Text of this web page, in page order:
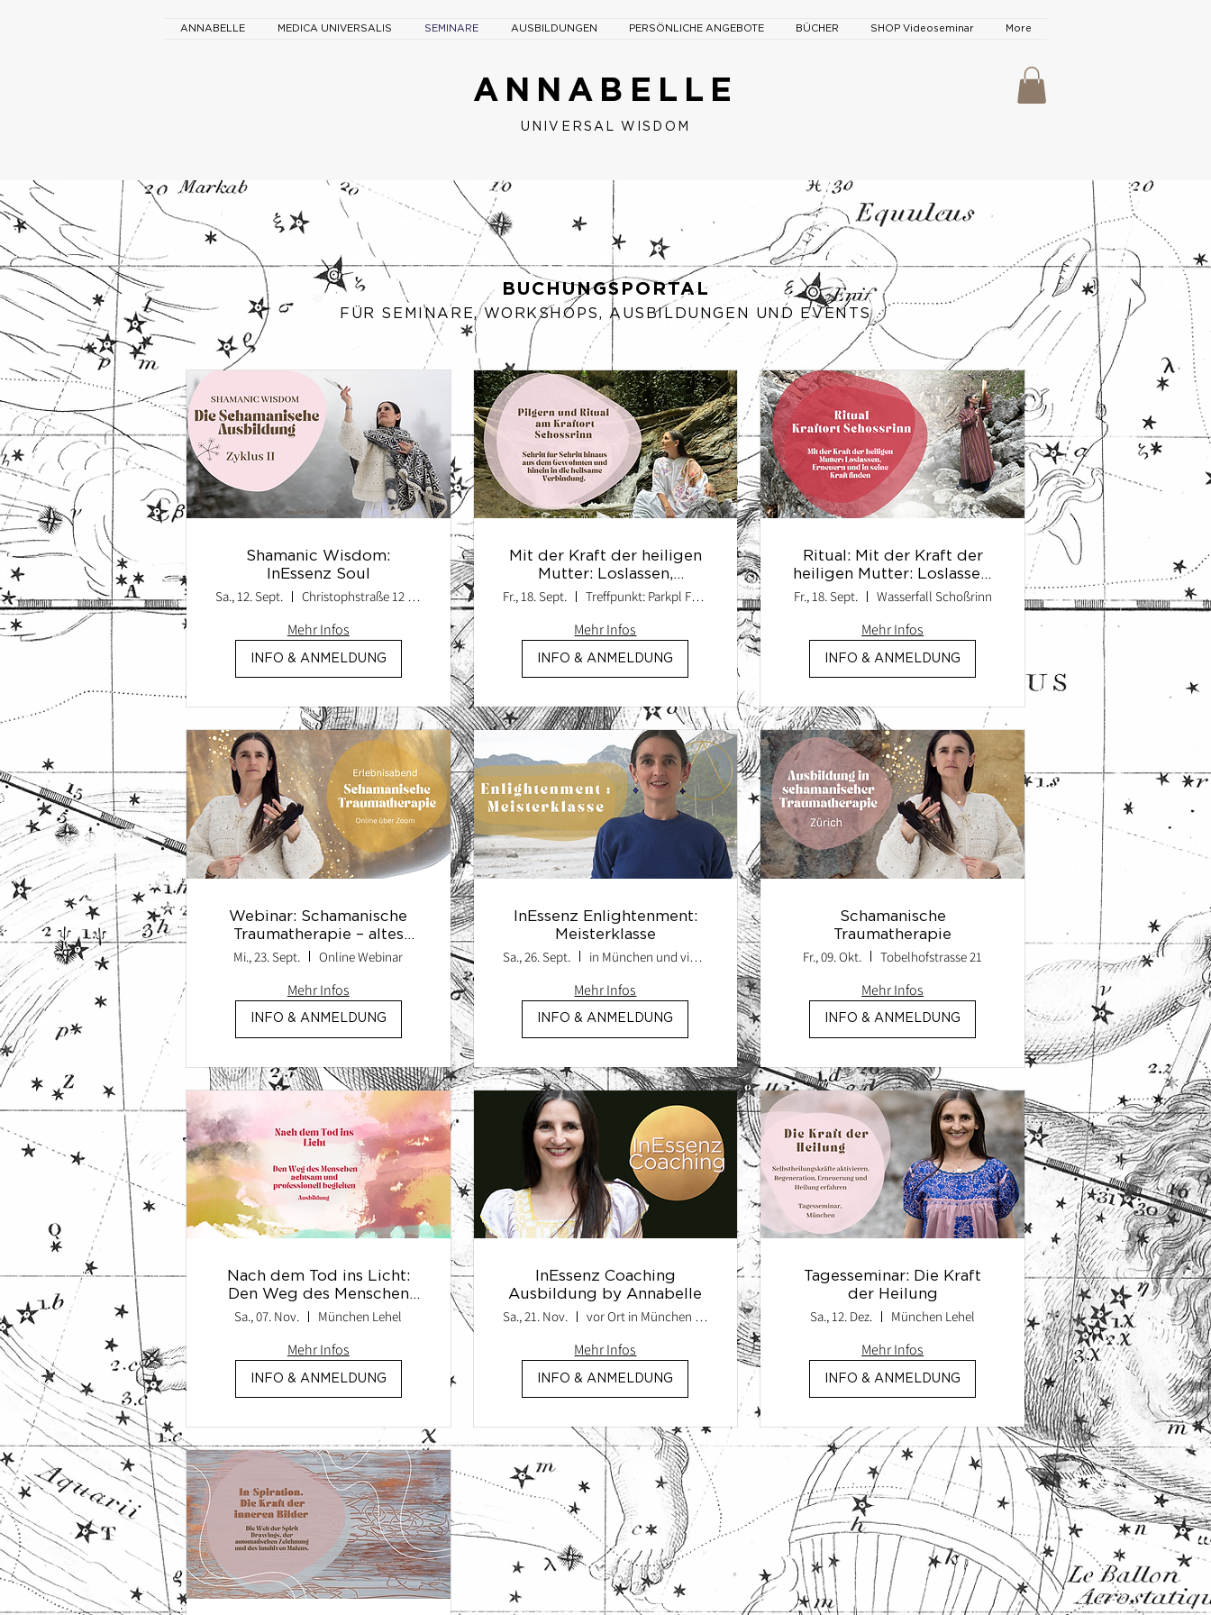
ANNABELLE MEDICA UNIVERSALIS SEMINARE AUSBILDUNGEN PERSÖNLICHE ANGEBOTE BÜCHER SHOP Videoseminar More
ANNABELLE
UNIVERSAL W ISDOM
BUCHUNGSPORTAL
FÜR SEMINARE, WORKSHOPS, AUSBILDUNGEN UND EVENTS
Shamanic Wisdom:
InEssenz Soul
Sa., 12. Sept. Christophstraße 12 und via Zoom
Mehr Infos
INFO & ANMELDUNG
Mit der Kraft der heiligen
Mutter: Loslassen,
Erneuern und in seine
Kraft finden
Fr., 18. Sept. Treffpunkt: Parkpl Festhalle Hohenaschau
Mehr Infos
INFO & ANMELDUNG
Ritual: Mit der Kraft der
heiligen Mutter: Loslassen,
Erneuern und in seine
Fr., 18. Sept. Wasserfall Schoßrinn
Mehr Infos
INFO & ANMELDUNG
Webinar: Schamanische
Traumatherapie – altes
Wissen trifft auf moderne
Forschung
Mi., 23. Sept. Online Webinar
Mehr Infos
INFO & ANMELDUNG
InEssenz Enlightenment:
Meisterklasse
Sa., 26. Sept. in München und via Zoom
Mehr Infos
INFO & ANMELDUNG
Schamanische
Traumatherapie
Fr., 09. Okt. Tobelhofstrasse 21
Mehr Infos
INFO & ANMELDUNG
Nach dem Tod ins Licht:
Den Weg des Menschen
achtsam und professionell
Sa., 07. Nov. München Lehel
Mehr Infos
INFO & ANMELDUNG
InEssenz Coaching
Ausbildung by Annabelle
Sa., 21. Nov. vor Ort in München oder via Zoom
Mehr Infos
INFO & ANMELDUNG
Tagesseminar: Die Kraft
der Heilung
Sa., 12. Dez. München Lehel
Mehr Infos
INFO & ANMELDUNG